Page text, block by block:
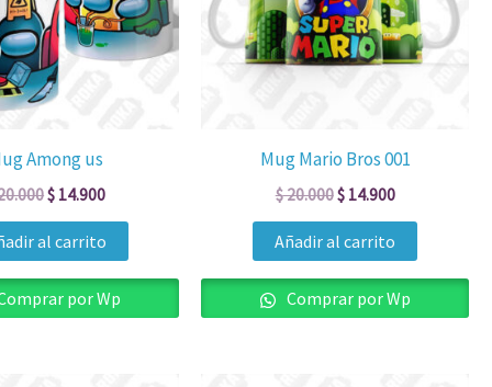
Among us
$ 14.900
al carrito
por Wp
Mug Mario Bros 001
$20.000$14.900
Añadir al carrito
Comprar por Wp